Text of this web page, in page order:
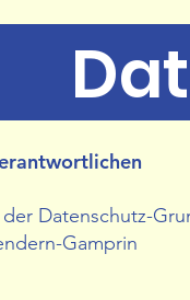
Datenschutz-
Gamprin